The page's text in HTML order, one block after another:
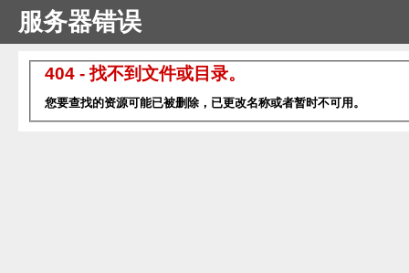
服务器错误
404 - 找不到文件或目录。
您要查找的资源可能已被删除，已更改名称或者暂时不可用。